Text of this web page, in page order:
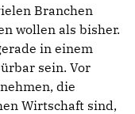
Branchen
wollen als bisher.
in einem
sein. Vor
die
Wirtschaft sind,